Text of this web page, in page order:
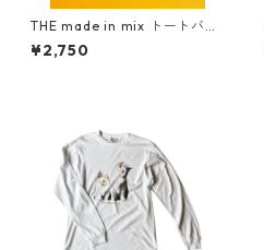
THE made in mix トートバッ
グ
¥2,750